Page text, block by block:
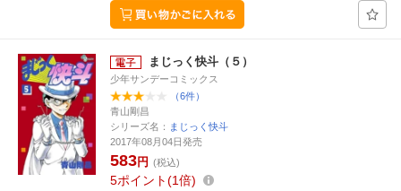
まじっく快斗（５）
少年サンデーコミックス
（6件）
青山剛昌
シリーズ名： まじっく快斗
2017年08月04日発売
583円 (税込)
5ポイント 1倍